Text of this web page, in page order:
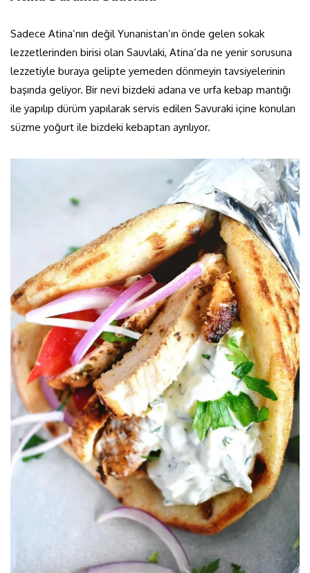
Sadece Atina’nın değil Yunanistan’ın önde gelen sokak
lezzetlerinden birisi olan Sauvlaki, Atina’da ne yenir sorusuna
lezzetiyle buraya gelipte yemeden dönmeyin tavsiyelerinin
başında geliyor. Bir nevi bizdeki adana ve urfa kebap mantığı
ile yapılıp dürüm yapılarak servis edilen Savuraki içine konulan
süzme yoğurt ile bizdeki kebaptan ayrılıyor.